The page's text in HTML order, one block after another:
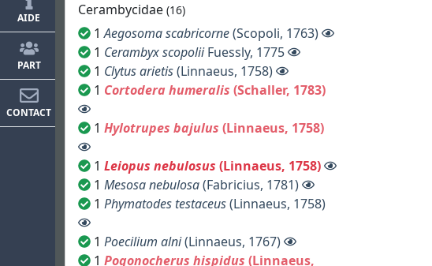
AIDE
PART
CONTACT
Cerambycidae (16)
1Aegosoma scabricorne(Scopoli, 1763)
1 Cerambyx scopoliiFuessly, 1775
1 Clytus arietis(Linnaeus, 1758)
1 Cortodera humeralis (Schaller, 1783)
1 Hylotrupes bajulus (Linnaeus, 1758)
1 Leiopus nebulosus (Linnaeus, 1758)
1 Mesosa nebulosa(Fabricius, 1781)
1 Phymatodes testaceus(Linnaeus, 1758)
1 Poecilium alni(Linnaeus, 1767)
1 Pogonocherus hispidus (Linnaeus,